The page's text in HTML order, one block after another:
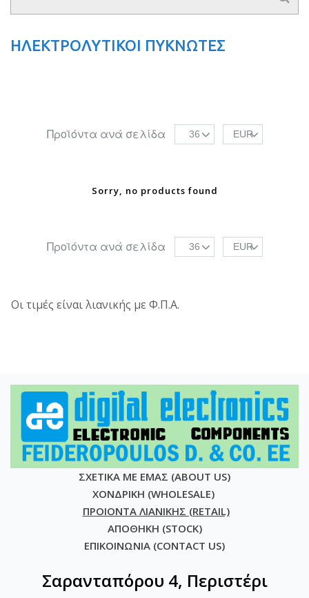
ΗΛΕΚΤΡΟΛΥΤΙΚΟΙ ΠΥΚΝΩΤΕΣ
Προϊόντα ανά σελίδα 36 EUR
Sorry, no products found
Προϊόντα ανά σελίδα 36 EUR
Οι τιμές είναι λιανικής με Φ.Π.Α.
ΣΧΕΤΙΚΑ ΜΕ ΕΜΑΣ (ABOUT US)
ΧΟΝΔΡΙΚΗ (WHOLESALE)
ΠΡΟΙΟΝΤΑ ΛΙΑΝΙΚΗΣ (RETAIL)
ΑΠΟΘΗΚΗ (STOCK)
ΕΠΙΚΟΙΝΩΝΙΑ (CONTACT US)
Σαρανταπόρου 4, Περιστέρι